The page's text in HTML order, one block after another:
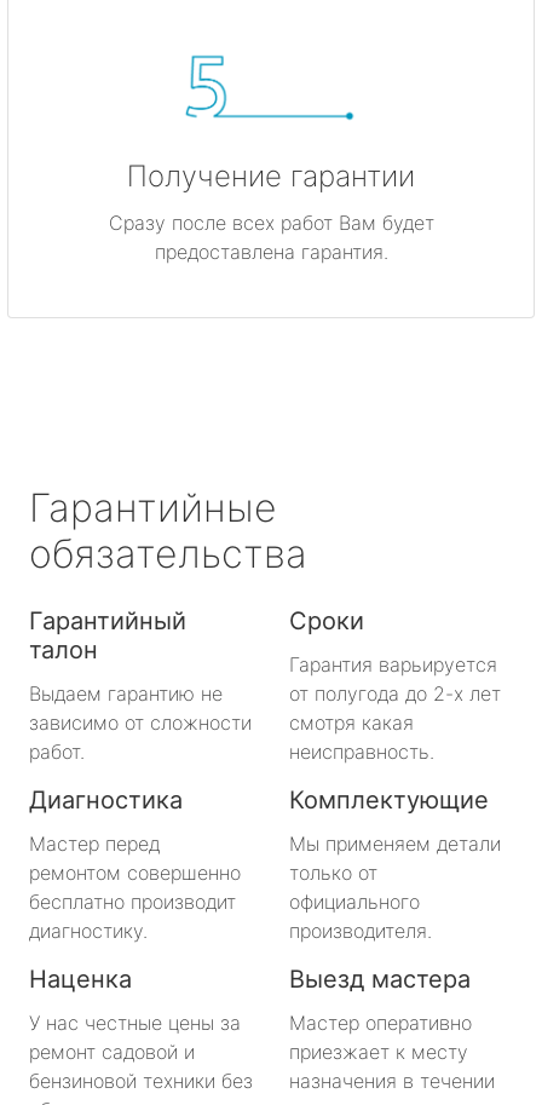
Получение гарантии
Сразу после всех работ Вам будет
предоставлена гарантия.
Гарантийные
обязательства
Гарантийный
талон
Выдаем гарантию не
зависимо от сложности
работ.
Сроки
Гарантия варьируется
от полугода до 2-х лет
смотря какая
неисправность.
Диагностика
Мастер перед
ремонтом совершенно
бесплатно производит
диагностику.
Комплектующие
Мы применяем детали
только от
официального
производителя.
Наценка
У нас честные цены за
ремонт садовой и
бензиновой техники без
Выезд мастера
Мастер оперативно
приезжает к месту
назначения в течении